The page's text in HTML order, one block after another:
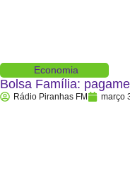
Economia
Bolsa Família:
Rádio Piranhas FM março